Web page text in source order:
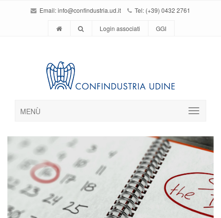
Email:info@confindustria.ud.it Tel: (+39) 0432 2761
Login associati GGI
MENÙ